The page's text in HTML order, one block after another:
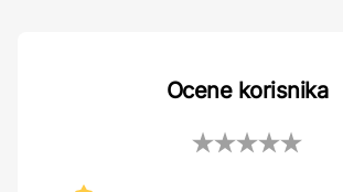
Ocene korisnika